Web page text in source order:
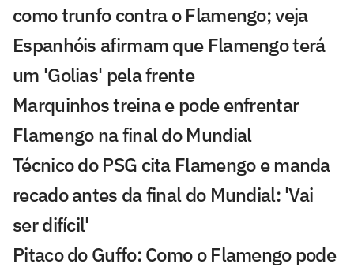
como trunfo contra o Flamengo; veja
Espanhóis afirmam que Flamengo terá
um 'Golias' pela frente
Marquinhos treina e pode enfrentar
Flamengo na final do Mundial
Técnico do PSG cita Flamengo e manda
recado antes da final do Mundial: 'Vai
ser difícil'
Pitaco do Guffo: Como o Flamengo pode